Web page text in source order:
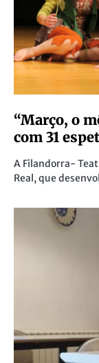
“Março, o
com 31
A Filandorra-
Real, que